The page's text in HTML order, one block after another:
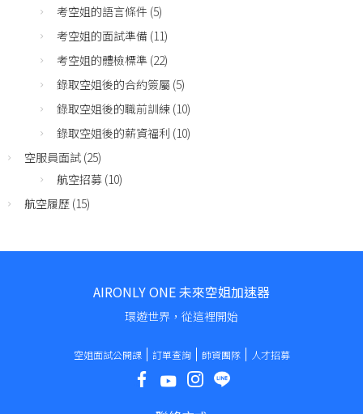
考空姐的語言條件 (5)
考空姐的面試準備 (11)
考空姐的體檢標準 (22)
錄取空姐後的合約簽屬 (5)
錄取空姐後的職前訓練 (10)
錄取空姐後的薪資福利 (10)
空服員面試 (25)
航空招募 (10)
航空履歷 (15)
AIRONLY ONE 未來空姐加速器
環遊世界，從這裡開始
空姐面試公開課 訂單查詢 師資團隊 人才招募